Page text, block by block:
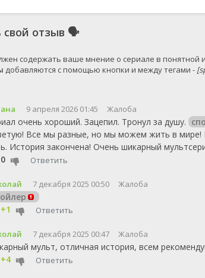
свой отзыв 🗣
добавляются с помощью кнопки и между тегами -
9 апреля 2026 01:45 Жалоба
очень хороший. Зацепил. Тронул за душу.
Все мы разные, но мы можем жить в мире!
История закончена! Очень шикарный
0
Ответить
7 декабря 2025 00:50 Жалоба
+1
Ответить
7 декабря 2025 00:47 Жалоба
мульт, отличная история, всем
+4
Ответить